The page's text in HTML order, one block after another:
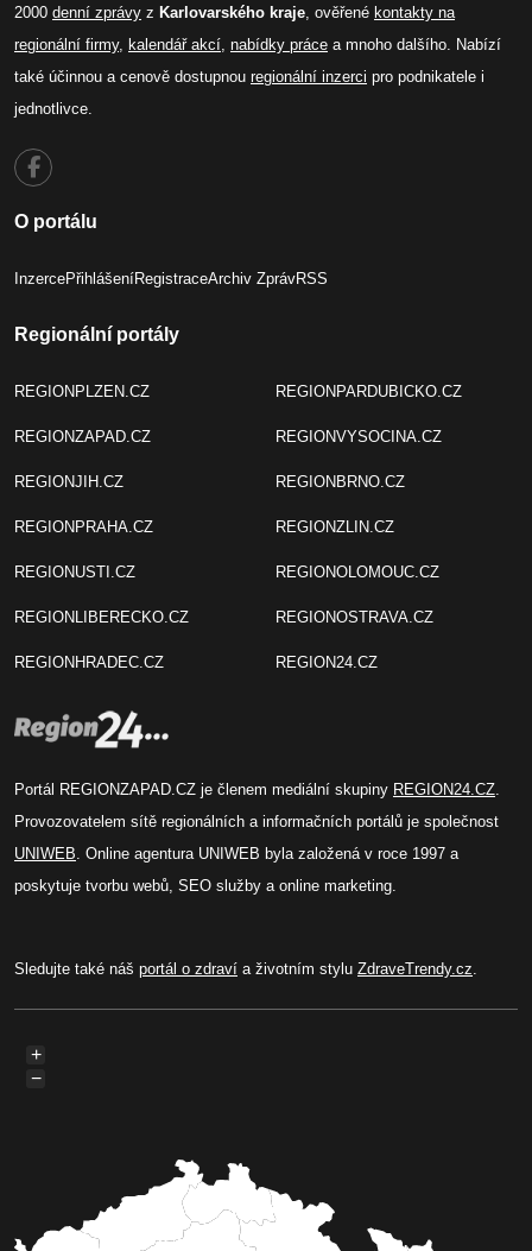
2000 denní zprávy z Karlovarského kraje, ověřené kontakty na
regionální firmy, kalendář akcí, nabídky práce a mnoho dalšího. Nabízí
také účinnou a cenově dostupnou regionální inzerci pro podnikatele i
jednotlivce.
O portálu
InzercePřihlášeníRegistraceArchiv ZprávRSS
Regionální portály
REGIONPLZEN.CZ
REGIONZAPAD.CZ
REGIONJIH.CZ
REGIONPRAHA.CZ
REGIONUSTI.CZ
REGIONLIBERECKO.CZ
REGIONHRADEC.CZ
REGIONPARDUBICKO.CZ
REGIONVYSOCINA.CZ
REGIONBRNO.CZ
REGIONZLIN.CZ
REGIONOLOMOUC.CZ
REGIONOSTRAVA.CZ
REGION24.CZ
Portál REGIONZAPAD.CZ je členem mediální skupiny REGION24.CZ.
Provozovatelem sítě regionálních a informačních portálů je společnost
UNIWEB. Online agentura UNIWEB byla založená v roce 1997 a
poskytuje tvorbu webů, SEO služby a online marketing.
Sledujte také náš portál o zdraví a životním stylu ZdraveTrendy.cz.
+
−